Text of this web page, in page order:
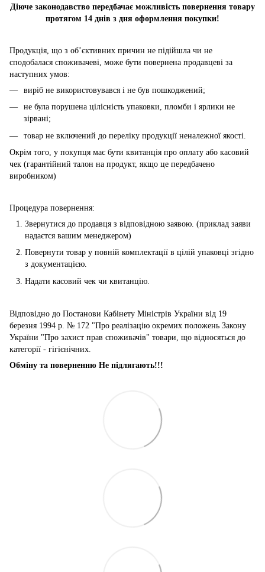
Діюче законодавство передбачає можливість повернення товару
протягом 14 днів з дня оформлення покупки!
Продукція, що з об’єктивних причин не підійшла чи не
сподобалася споживачеві, може бути повернена продавцеві за
наступних умов:
виріб не використовувався і не був пошкоджений;
не була порушена цілісність упаковки, пломби і ярлики не
зірвані;
товар не включений до переліку продукції неналежної якості.
Окрім того, у покупця має бути квитанція про оплату або касовий
чек (гарантійний талон на продукт, якщо це передбачено
виробником)
Процедура повернення:
Звернутися до продавця з відповідною заявою. (приклад заяви
надаєтся вашим менеджером)
Повернути товар у повній комплектації в цілій упаковці згідно
з документацією.
Надати касовий чек чи квитанцію.
Відповідно до Постанови Кабінету Міністрів України від 19
березня 1994 р. № 172 "Про реалізацію окремих положень Закону
України "Про захист прав споживачів" товари, що відносяться до
категорії - гігієнічних.
Обміну та поверненню Не підлягають!!!